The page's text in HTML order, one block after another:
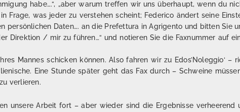
habe….“, „aber warum treffen wir uns überhaupt, wenn du
Frage, was jeder zu verstehen scheint; Federico ändert seine
persönlichen Daten…. an die Prefettura in Agrigento und bitten Sie
Direktion / mir zu führen…“ und notieren Sie die Faxnummer auf
Mannes schicken können. Also fahren wir zu Edos’Noleggio‘ –
Eine Stunde später geht das Fax durch – Schweine
verlieren.
unsere Arbeit fort – aber wieder sind die Ergebnisse verheerend